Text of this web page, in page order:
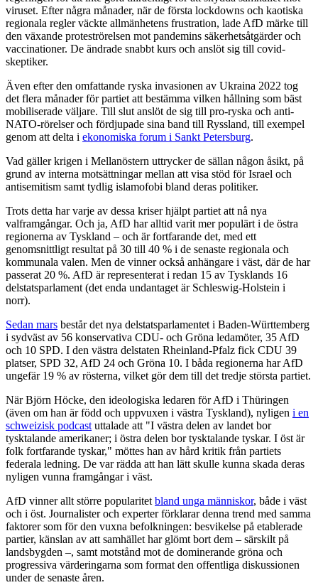
viruset. Efter några månader, när de första lockdowns och kaotiska
regionala regler väckte allmänhetens frustration, lade AfD märke till
den växande proteströrelsen mot pandemins säkerhetsåtgärder och
vaccinationer. De ändrade snabbt kurs och anslöt sig till covid-
skeptiker.
Även efter den omfattande ryska invasionen av Ukraina 2022 tog
det flera månader för partiet att bestämma vilken hållning som bäst
mobiliserade väljare. Till slut anslöt de sig till pro-ryska och anti-
NATO-rörelser och fördjupade sina band till Ryssland, till exempel
genom att delta i ekonomiska forum i Sankt Petersburg.
Vad gäller krigen i Mellanöstern uttrycker de sällan någon åsikt, på
grund av interna motsättningar mellan att visa stöd för Israel och
antisemitism samt tydlig islamofobi bland deras politiker.
Trots detta har varje av dessa kriser hjälpt partiet att nå nya
valframgångar. Och ja, AfD har alltid varit mer populärt i de östra
regionerna av Tyskland – och är fortfarande det, med ett
genomsnittligt resultat på 30 till 40 % i de senaste regionala och
kommunala valen. Men de vinner också anhängare i väst, där de har
passerat 20 %. AfD är representerat i redan 15 av Tysklands 16
delstatsparlament (det enda undantaget är Schleswig-Holstein i
norr).
Sedan mars består det nya delstatsparlamentet i Baden-Württemberg
i sydväst av 56 konservativa CDU- och Gröna ledamöter, 35 AfD
och 10 SPD. I den västra delstaten Rheinland-Pfalz fick CDU 39
platser, SPD 32, AfD 24 och Gröna 10. I båda regionerna har AfD
ungefär 19 % av rösterna, vilket gör dem till det tredje största partiet.
När Björn Höcke, den ideologiska ledaren för AfD i Thüringen
(även om han är född och uppvuxen i västra Tyskland), nyligen i en
schweizisk podcastuttalade att "I västra delen av landet bor
tysktalande amerikaner; i östra delen bor tysktalande tyskar. I öst är
folk fortfarande tyskar," möttes han av hård kritik från partiets
federala ledning. De var rädda att han lätt skulle kunna skada deras
nyligen vunna framgångar i väst.
AfD vinner allt större popularitetbland unga människor, både i väst
och i öst. Journalister och experter förklarar denna trend med samma
faktorer som för den vuxna befolkningen: besvikelse på etablerade
partier, känslan av att samhället har glömt bort dem – särskilt på
landsbygden –, samt motstånd mot de dominerande gröna och
progressiva värderingarna som format den offentliga diskussionen
under de senaste åren.